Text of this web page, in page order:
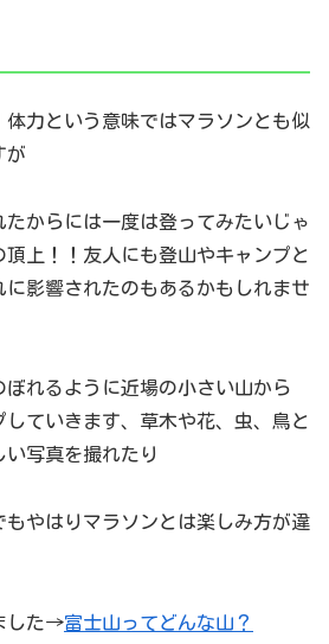
力という意味ではマラソンとも似
が
からには一度は登ってみたいじゃ
上！！友人にも登山やキャンプと
に影響されたのもあるかもしれませ
ぼれるように近場の小さい山から
ていきます、草木や花、虫、鳥と
写真を撮れたり
もやはりマラソンとは楽しみ方が違
した→富士山ってどんな山？